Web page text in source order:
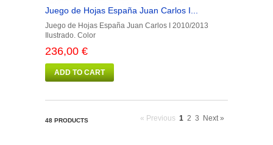
Juego de Hojas España Juan Carlos I...
Juego de Hojas España Juan Carlos I 2010/2013
Ilustrado. Color
236,00 €
ADD TO CART
48 PRODUCTS « Previous 1 2 3 Next »